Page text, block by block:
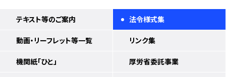
テキスト等のご案内 法令様式集
動画・リーフレット等一覧 リンク集
機関紙「ひと」 厚労省委託事業